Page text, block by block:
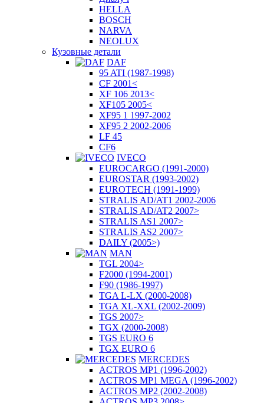
HELLA
BOSCH
NARVA
NEOLUX
Кузовные детали
DAF
95 ATI (1987-1998)
CF 2001<
XF 106 2013<
XF105 2005<
XF95 1 1997-2002
XF95 2 2002-2006
LF 45
CF6
IVECO
EUROCARGO (1991-2000)
EUROSTAR (1993-2002)
EUROTECH (1991-1999)
STRALIS AD/AT1 2002-2006
STRALIS AD/AT2 2007>
STRALIS AS1 2007>
STRALIS AS2 2007>
DAILY (2005>)
MAN
TGL 2004>
F2000 (1994-2001)
F90 (1986-1997)
TGA L-LX (2000-2008)
TGA XL-XXL (2002-2009)
TGS 2007>
TGX (2000-2008)
TGS EURO 6
TGX EURO 6
MERCEDES
ACTROS MP1 (1996-2002)
ACTROS MP1 MEGA (1996-2002)
ACTROS MP2 (2002-2008)